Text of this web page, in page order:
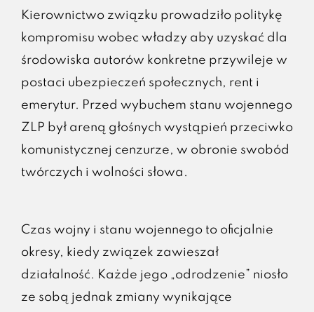
Kierownictwo związku prowadziło politykę
kompromisu wobec władzy aby uzyskać dla
środowiska autorów konkretne przywileje w
postaci ubezpieczeń społecznych, rent i
emerytur. Przed wybuchem stanu wojennego
ZLP był areną głośnych wystąpień przeciwko
komunistycznej cenzurze, w obronie swobód
twórczych i wolności słowa.
Czas wojny i stanu wojennego to oficjalnie
okresy, kiedy związek zawieszał
działalność. Każde jego „odrodzenie” niosło
ze sobą jednak zmiany wynikające